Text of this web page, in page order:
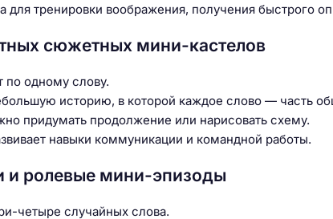
для тренировки воображения, получения быстрого
сюжетных мини-кастелов
по одному слову.
историю, в которой каждое слово — часть
придумать продолжение или нарисовать схему.
навыки коммуникации и командной работы.
и ролевые мини-эпизоды
четыре случайных слова.